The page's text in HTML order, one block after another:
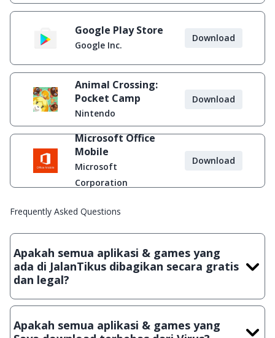
Google Play Store
Google Inc.
Download
Animal Crossing:
Pocket Camp
Nintendo
Download
Microsoft Office
Mobile
Microsoft
Corporation
Download
Frequently Asked Questions
Apakah semua aplikasi & games yang
ada di JalanTikus dibagikan secara gratis
dan legal?
Ya, JalanTikus hanya membagikan aplikasi & games yang
crack, patch atau semacamnya.
Apakah semua aplikasi & games yang